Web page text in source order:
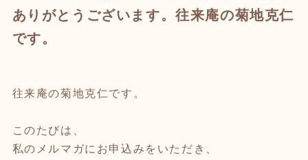
ありがとうございます。往来庵の菊地克仁
です。
往来庵の菊地克仁です。
このたびは、
私のメルマガにお申込みをいただき、